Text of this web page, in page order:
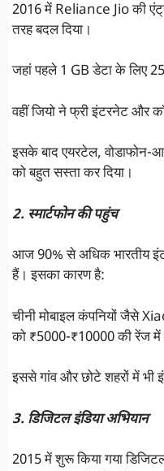
2016 में Reliance Jio की
तरह बदल दिया।
जहां पहले 1 GB डेटा के लिए
वहीं जियो ने फ्री इंटरनेट और
इसके बाद एयरटेल, वोडाफोन-
को बहुत सस्ता कर दिया।
2. स्मार्टफोन की पहुंच
आज 90% से अधिक भारतीय
हैं। इसका कारण है:
चीनी मोबाइल कंपनियों जैसे
को ₹5000-₹10000 की रेंज में
इससे गांव और छोटे शहरों में भी
3. डिजिटल इंडिया अभियान
2015 में शुरू किया गया